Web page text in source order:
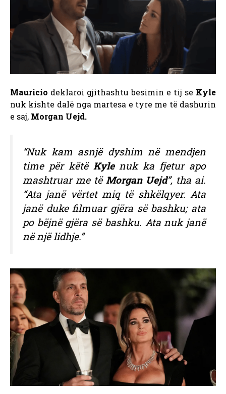
Mauricio deklaroi gjithashtu besimin e tij se Kyle
nuk kishte dalë nga martesa e tyre me të dashurin
e saj, Morgan Uejd.
“Nuk kam asnjë dyshim në mendjen
time për këtë Kylenuk ka fjetur apo
mashtruar me të Morgan Uejd”, tha ai.
“Ata janë vërtet miq të shkëlqyer. Ata
janë duke filmuar gjëra së bashku; ata
po bëjnë gjëra së bashku. Ata nuk janë
në një lidhje.”